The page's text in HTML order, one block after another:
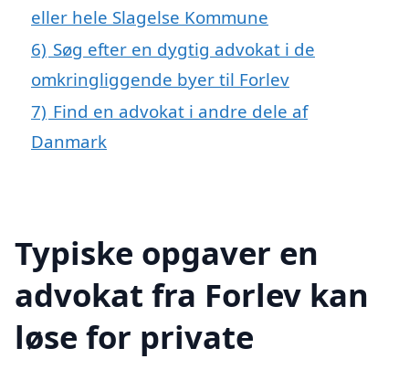
eller hele Slagelse Kommune
6) Søg efter en dygtig advokat i de
omkringliggende byer til Forlev
7) Find en advokat i andre dele af
Danmark
Typiske opgaver en
advokat fra Forlev kan
løse for private